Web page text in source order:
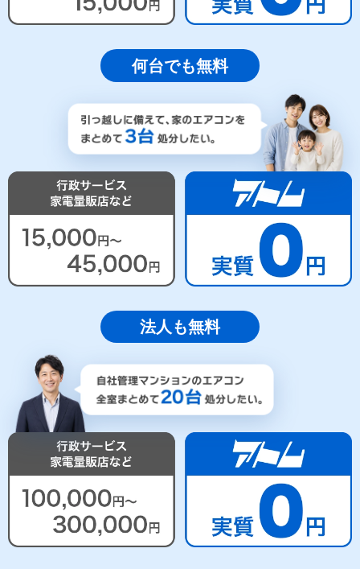
何台でも無料
法人も無料